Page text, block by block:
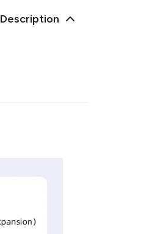
Description